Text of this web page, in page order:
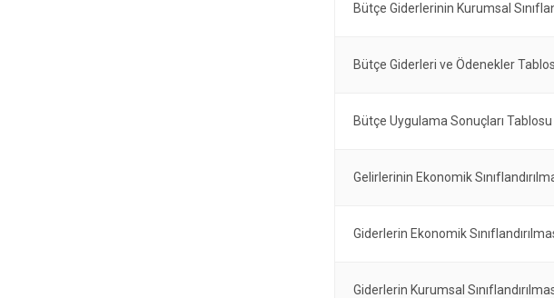
Bütçe Giderlerinin Kurumsal
Bütçe Giderleri ve Ödenekler
Bütçe Uygulama Sonuçları Tablosu
Gelirlerinin Ekonomik
Giderlerin Ekonomik
Giderlerin Kurumsal